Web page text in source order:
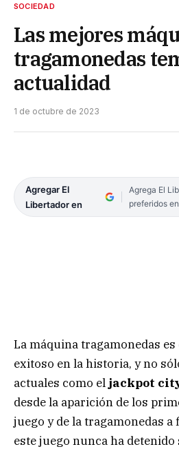
SOCIEDAD
Las mejores
tragamonedas
actualidad
1 de octubre de 2023
Agregar El
Libertador en
Agrega El
preferidos
La máquina tragamonedas es
exitoso en la historia, y no
actuales como el jackpot
desde la aparición de los
juego y de la tragamonedas a
este juego nunca ha